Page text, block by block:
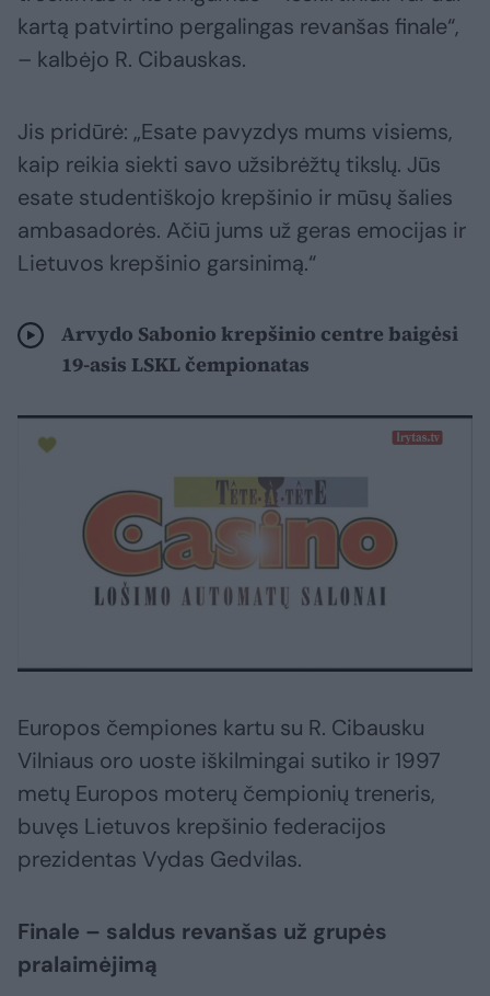
kartą patvirtino pergalingas revanšas finale“,
– kalbėjo R. Cibauskas.
Jis pridūrė: „Esate pavyzdys mums visiems,
kaip reikia siekti savo užsibrėžtų tikslų. Jūs
esate studentiškojo krepšinio ir mūsų šalies
ambasadorės. Ačiū jums už geras emocijas ir
Lietuvos krepšinio garsinimą.“
Arvydo Sabonio krepšinio centre baigėsi
19-asis LSKL čempionatas
Europos čempiones kartu su R. Cibausku
Vilniaus oro uoste iškilmingai sutiko ir 1997
metų Europos moterų čempionių treneris,
buvęs Lietuvos krepšinio federacijos
prezidentas Vydas Gedvilas.
Finale – saldus revanšas už grupės
pralaimėjimą